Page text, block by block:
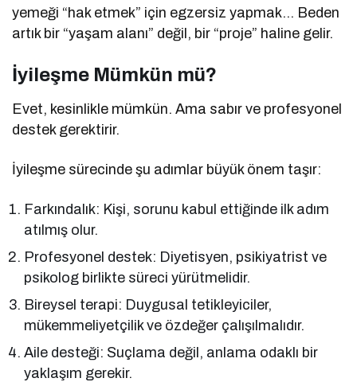
yemeği “hak etmek” için egzersiz yapmak… Beden
artık bir “yaşam alanı” değil, bir “proje” haline gelir.
İyileşme Mümkün mü?
Evet, kesinlikle mümkün. Ama sabır ve profesyonel
destek gerektirir.
İyileşme sürecinde şu adımlar büyük önem taşır:
Farkındalık: Kişi, sorunu kabul ettiğinde ilk adım
atılmış olur.
Profesyonel destek: Diyetisyen, psikiyatrist ve
psikolog birlikte süreci yürütmelidir.
Bireysel terapi: Duygusal tetikleyiciler,
mükemmeliyetçilik ve özdeğer çalışılmalıdır.
Aile desteği: Suçlama değil, anlama odaklı bir
yaklaşım gerekir.